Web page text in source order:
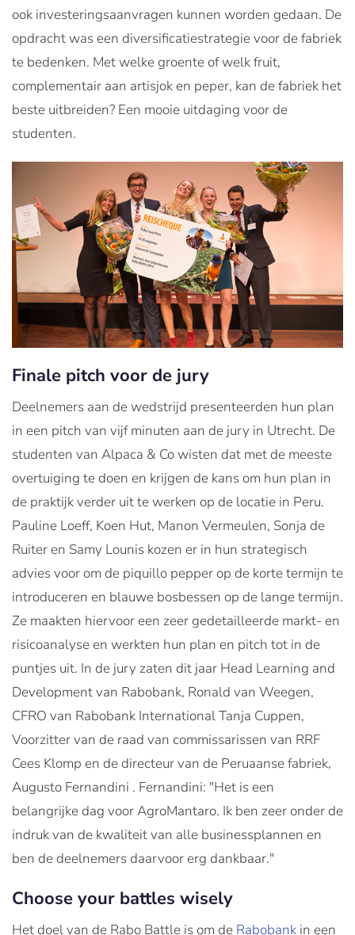
ook investeringsaanvragen kunnen worden gedaan. De
opdracht was een diversificatiestrategie voor de fabriek
te bedenken. Met welke groente of welk fruit,
complementair aan artisjok en peper, kan de fabriek het
beste uitbreiden? Een mooie uitdaging voor de
studenten.
Finale pitch voor de jury
Deelnemers aan de wedstrijd presenteerden hun plan
in een pitch van vijf minuten aan de jury in Utrecht. De
studenten van Alpaca & Co wisten dat met de meeste
overtuiging te doen en krijgen de kans om hun plan in
de praktijk verder uit te werken op de locatie in Peru.
Pauline Loeff, Koen Hut, Manon Vermeulen, Sonja de
Ruiter en Samy Lounis kozen er in hun strategisch
advies voor om de piquillo pepper op de korte termijn te
introduceren en blauwe bosbessen op de lange termijn.
Ze maakten hiervoor een zeer gedetailleerde markt- en
risicoanalyse en werkten hun plan en pitch tot in de
puntjes uit. In de jury zaten dit jaar Head Learning and
Development van Rabobank, Ronald van Weegen,
CFRO van Rabobank International Tanja Cuppen,
Voorzitter van de raad van commissarissen van RRF
Cees Klomp en de directeur van de Peruaanse fabriek,
Augusto Fernandini . Fernandini: "Het is een
belangrijke dag voor AgroMantaro. Ik ben zeer onder de
indruk van de kwaliteit van alle businessplannen en
ben de deelnemers daarvoor erg dankbaar."
Choose your battles wisely
Het doel van de Rabo Battle is om de Rabobank in een